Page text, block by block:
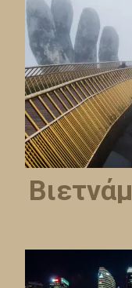
Βιετνάμ